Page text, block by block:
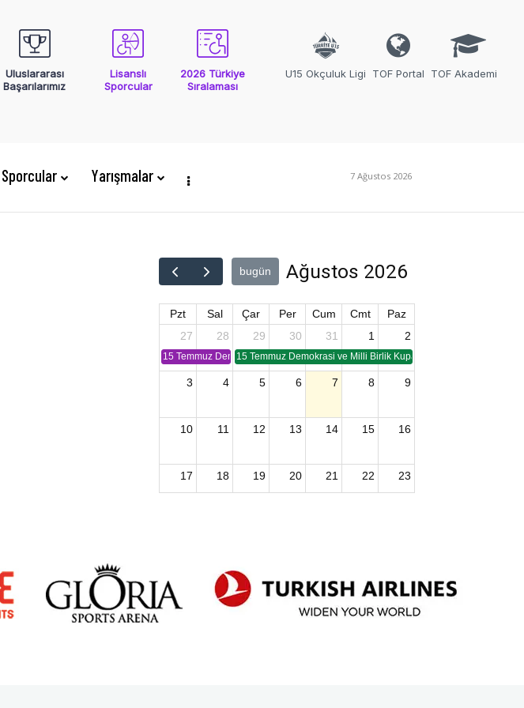
Uluslararası
Başarılarımız
Lisanslı
Sporcular
2026 Türkiye
Sıralaması
U15 Okçuluk Ligi TOF Portal TOF Akademi
Sporcular Yarışmalar 7 Ağustos 2026
bugün Ağustos 2026
Pzt Sal Çar Per Cum Cmt
Paz
27
15 Temmuz Demokrasi ve Birlik Kupası (TSP -2)
28 29
15 Temmuz Demokrasi ve Milli Birlik Kupası 2. Ayak (TSP 2)
30 31 1 2
3 4 5 6 7 8 9
10 11 12 13 14 15 16
17 18 19 20 21 22 23
1